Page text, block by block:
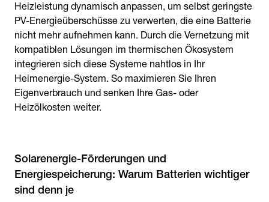
Heizleistung dynamisch anpassen, um selbst geringste
PV-Energieüberschüsse zu verwerten, die eine Batterie
nicht mehr aufnehmen kann. Durch die Vernetzung mit
kompatiblen Lösungen im thermischen Ökosystem
integrieren sich diese Systeme nahtlos in Ihr
Heimenergie-System. So maximieren Sie Ihren
Eigenverbrauch und senken Ihre Gas- oder
Heizölkosten weiter.
Solarenergie-Förderungen und
Energiespeicherung: Warum Batterien wichtiger
sind denn je